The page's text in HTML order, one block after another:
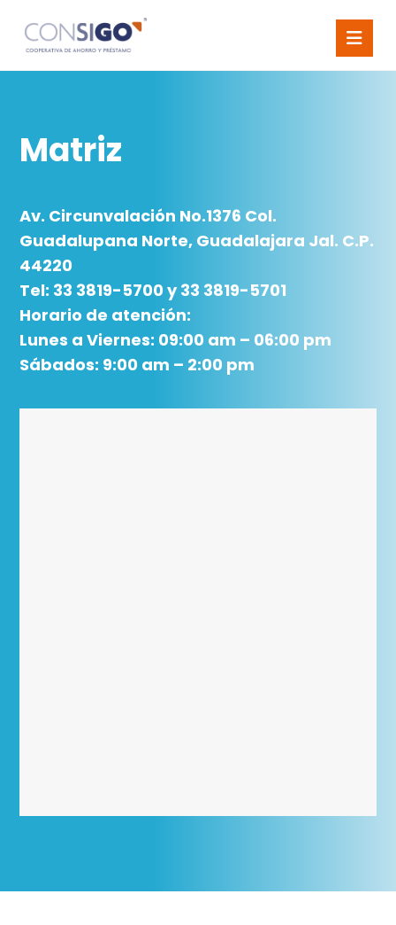
Matriz
Av. Circunvalación No.1376 Col.
Guadalupana Norte, Guadalajara Jal. C.P.
44220
Tel: 33 3819-5700 y 33 3819-5701
Horario de atención:
Lunes a Viernes: 09:00 am – 06:00 pm
Sábados: 9:00 am – 2:00 pm